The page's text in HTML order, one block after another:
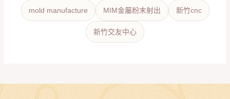
mold manufacture MIM金屬粉末射出 新竹cnc
新竹交友中心